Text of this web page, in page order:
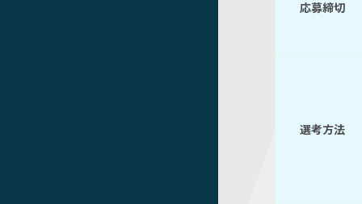
応募締切
選考方法